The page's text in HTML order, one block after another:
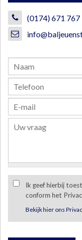
(0174) 671 767
Ik geef hierbij
conform het
Bekijk hier ons